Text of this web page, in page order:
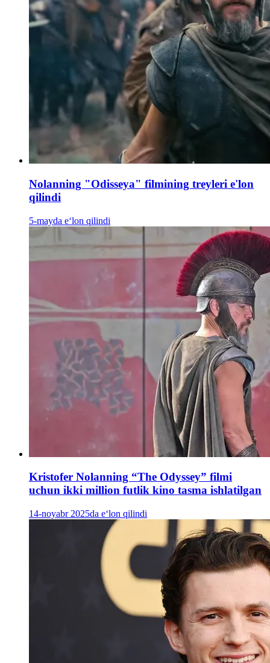
Nolanning "Odisseya" filmining treyleri e'lon
qilindi
5-mayda e‘lon qilindi
Kristofer Nolanning “The Odyssey” filmi
uchun ikki million futlik kino tasma ishlatilgan
14-noyabr 2025da e‘lon qilindi